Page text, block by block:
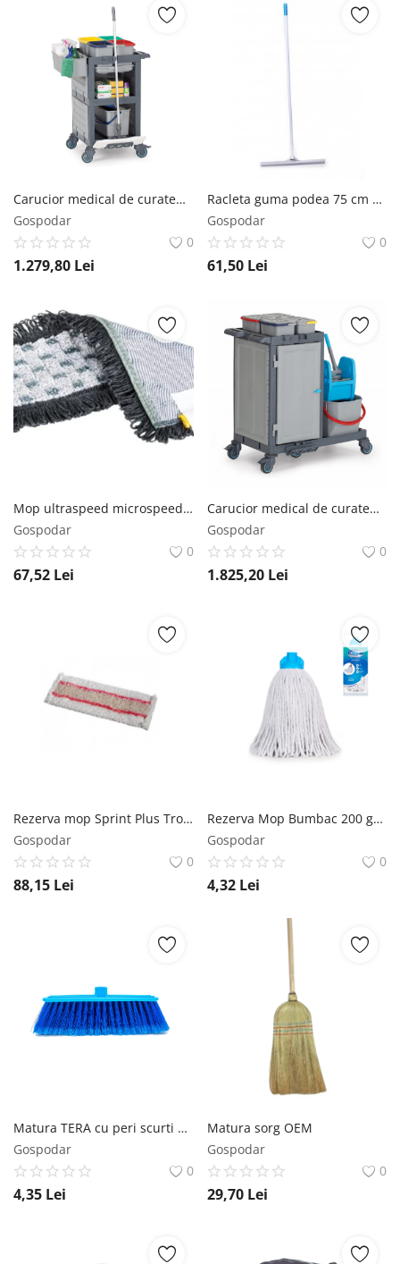
Carucior medical de curatenie Procart 1350 Fantom
Gospodar
0
1.279,80 Lei
Racleta guma podea 75 cm Limpio Limpio
Gospodar
0
61,50 Lei
Mop ultraspeed microspeed puls 40 cm Vileda
Gospodar
0
67,52 Lei
Carucior medical de curatenie Procart 1343 Fantom
Gospodar
0
1.825,20 Lei
Rezerva mop Sprint Plus Tronic 40 cm alb/rosu Vermop
Gospodar
0
88,15 Lei
Rezerva Mop Bumbac 200 gr No brand
Gospodar
0
4,32 Lei
Matura TERA cu peri scurti 7.5 cm diverse culori No brand
Gospodar
0
4,35 Lei
Matura sorg OEM
Gospodar
0
29,70 Lei